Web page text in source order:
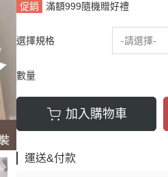
促銷 滿額999隨機贈好禮
選擇規格 -請選擇-
數量
加入購物車
運送&付款